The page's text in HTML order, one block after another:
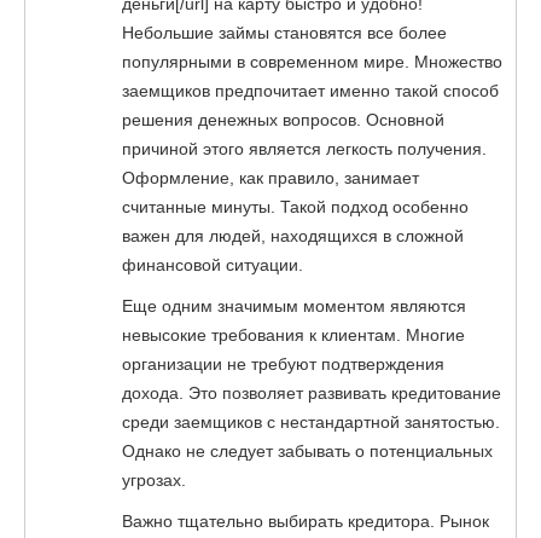
деньги[/url] на карту быстро и удобно!
Небольшие займы становятся все более
популярными в современном мире. Множество
заемщиков предпочитает именно такой способ
решения денежных вопросов. Основной
причиной этого является легкость получения.
Оформление, как правило, занимает
считанные минуты. Такой подход особенно
важен для людей, находящихся в сложной
финансовой ситуации.
Еще одним значимым моментом являются
невысокие требования к клиентам. Многие
организации не требуют подтверждения
дохода. Это позволяет развивать кредитование
среди заемщиков с нестандартной занятостью.
Однако не следует забывать о потенциальных
угрозах.
Важно тщательно выбирать кредитора. Рынок